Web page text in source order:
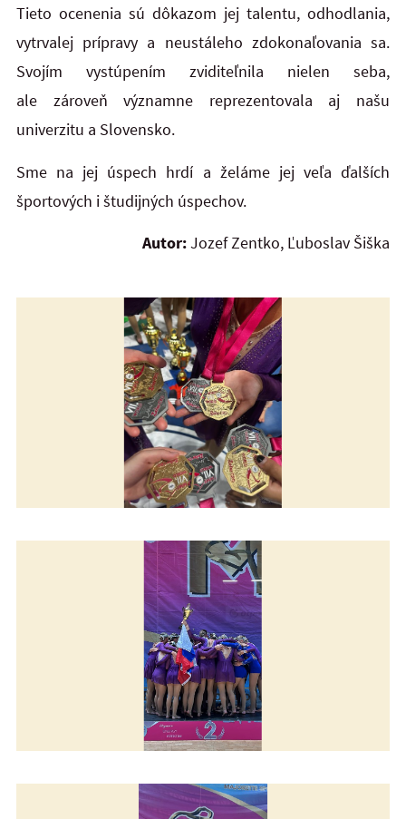
Tieto ocenenia sú dôkazom jej talentu, odhodlania,
vytrvalej prípravy a neustáleho zdokonaľovania sa.
Svojím vystúpením zviditeľnila nielen seba,
ale zároveň významne reprezentovala aj našu
univerzitu a Slovensko.
Sme na jej úspech hrdí a želáme jej veľa ďalších
športových i študijných úspechov.
Autor:Jozef Zentko, Ľuboslav Šiška